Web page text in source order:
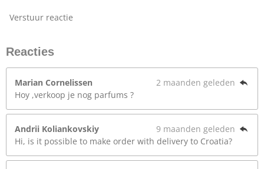
Verstuur reactie
Reacties
Marian Cornelissen
2 maanden geleden
Hoy ,verkoop je nog parfums ?
Andrii Koliankovskiy
9 maanden geleden
Hi, is it possible to make order with delivery to Croatia?